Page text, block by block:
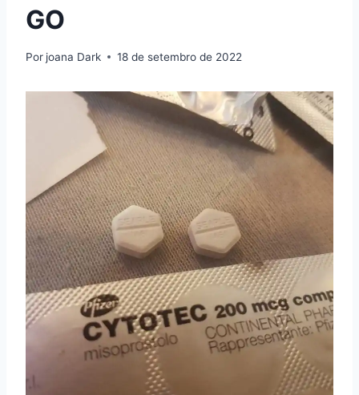
GO
Por joana Dark 18 de setembro de 2022